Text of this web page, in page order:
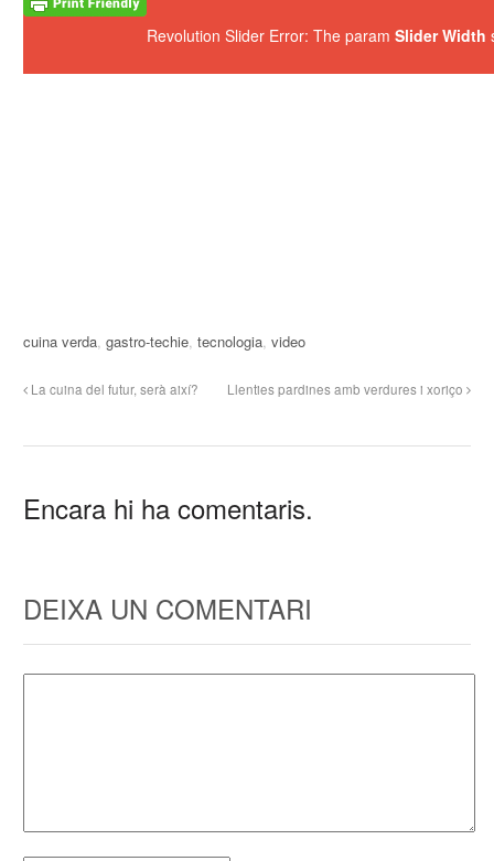
Revolution Slider Error: The paramSlider Width
cuina verda,gastro-techie,tecnologia,video
La cuina del futur, serà així? Llenties pardines amb verdures i xoriço
Encara hi ha comentaris.
DEIXA UN COMENTARI